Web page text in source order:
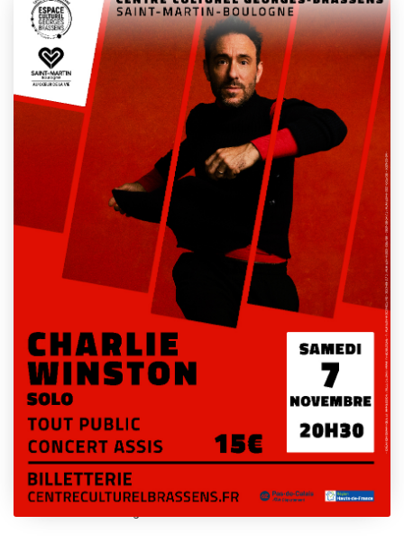
Présentation
Centre culturel Georges-Brassens